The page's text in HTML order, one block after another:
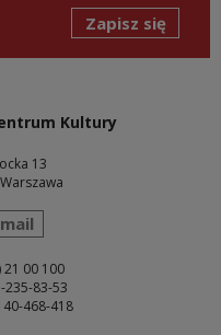
Zapisz się
Kultury
13
wiadomość
21 00 100
235-83-53
468-418